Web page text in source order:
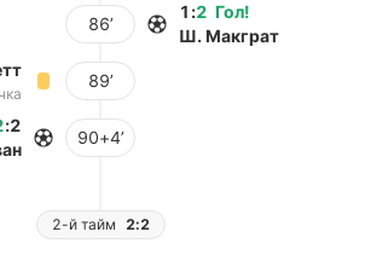
86’
Гол!
1 :2
Ш. Макграт
89’
:2
90+4’
2-й тайм 2:2